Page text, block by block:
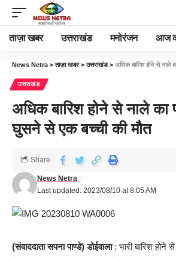
ताज़ा खबर उत्तराखंड मनोरंजन आज
News Netra >ताज़ा खबर>उत्तराखंड> अधिक बारिश होने से नाले का
उत्तराखंड
अधिक बारिश होने से नाले का
घुसने से एक बच्ची की मौत
Last updated: 2023/08/10 at 8:05 AM
News Netra
Share
(संवाददाता सपना पाण्डे) डोईवाला: भारी बारिश होने